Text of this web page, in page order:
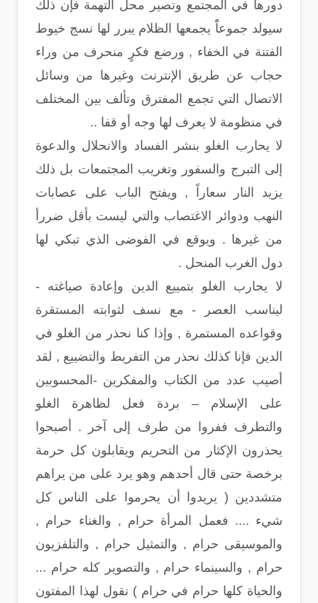
دورها في المجتمع وتصير محل التهمة فإن ذلك
سيولد جموعاًً يجمعها الظلام يبرر لها نسج خيوط
الفتنة في الخفاء , ورضع فكرٍ منحرف من وراء
حجاب عن طريق الإنترنت وغيرها من وسائل
الاتصال التي تجمع المفترق وتألف بين المختلف
في منظومة لا يعرف لها وجه أو قفا ..
لا يحارب الغلو بنشر الفساد والانحلال والدعوة
إلى التبرج والسفور وتغريب المجتمعات بل ذلك
يزيد النار سعاراً , ويفتح الباب على عصابات
النهب ودوائر الاغتصاب والتي ليست بأقل ضررأ
من غيرها . ويوقع في الفوضى الذي تبكي لها
دول الغرب المنحل .
لا يحارب الغلو بتمييع الدين وإعادة صياغته -
ليناسب العصر - مع نسف لثوابته المستقرة
وقواعده المستمرة , وإذا كنا نحذر من الغلو في
الدين فإنا كذلك نحذر من التفريط والتضييع , لقد
أصيب عدد من الكتاب والمفكرين -المحسوبين
على الإسلام – بردة فعل لظاهرة الغلو
والتطرف ففروا من طرف إلى آخر . أصبحوا
يحذرون الإكثار من التحريم ويقابلون كل حرمة
برخصة حتى قال أحدهم وهو يرد على من يراهم
متشددين ( يريدوا أن يحرموا على الناس كل
شيء .... فعمل المرأة حرام , والغناء حرام ,
والموسيقى حرام , والتمثيل حرام , والتلفزيون
حرام , والسينماء حرام , والتصوير كله حرام ...
والحياة كلها حرام في حرام ) نقول لهذا المفتون